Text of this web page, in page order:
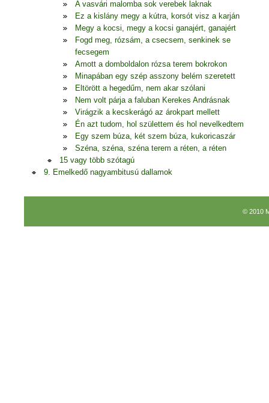
A vasvári malomba sok verebek laknak
Ez a kislány megy a kútra, korsót visz a karján
Megy a kocsi, megy a kocsi ganajért, ganajért
Fogd meg, rózsám, a csecsem, senkinek se
fecsegem
Amott a domboldalon rózsa terem bokrokon
Minapában egy szép asszony belém szeretett
Eltörött a hegedűm, nem akar szólani
Nem volt párja a faluban Kerekes Andrásnak
Virágzik a kecskerágó az árokpart mellett
Én azt tudom, hol születtem és hol nevelkedtem
Egy szem búza, két szem búza, kukoricaszár
Széna, széna, széna terem a réten, a réten
15 vagy több szótagú
9. Emelkedő nagyambitusú dallamok
© 2010